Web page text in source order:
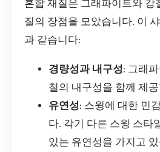
혼합 재질은 그래파이트와 강
질의 장점을 모았습니다. 이
과 같습니다:
경량성과 내구성: 그래
철의 내구성을 함께 제
유연성: 스윙에 대한 민
다. 각기 다른 스윙 스타
있는 유연성을 가지고